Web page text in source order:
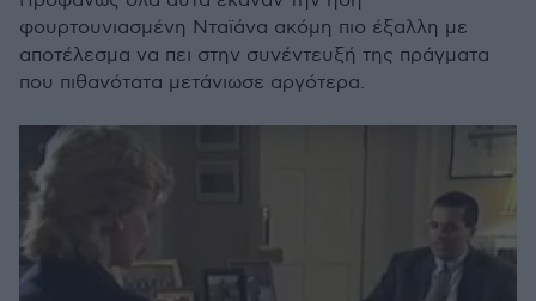
φουρτουνιασμένη Νταϊάνα ακόμη πιο έξαλλη με
αποτέλεσμα να πει στην συνέντευξή της πράγματα
που πιθανότατα μετάνιωσε αργότερα.